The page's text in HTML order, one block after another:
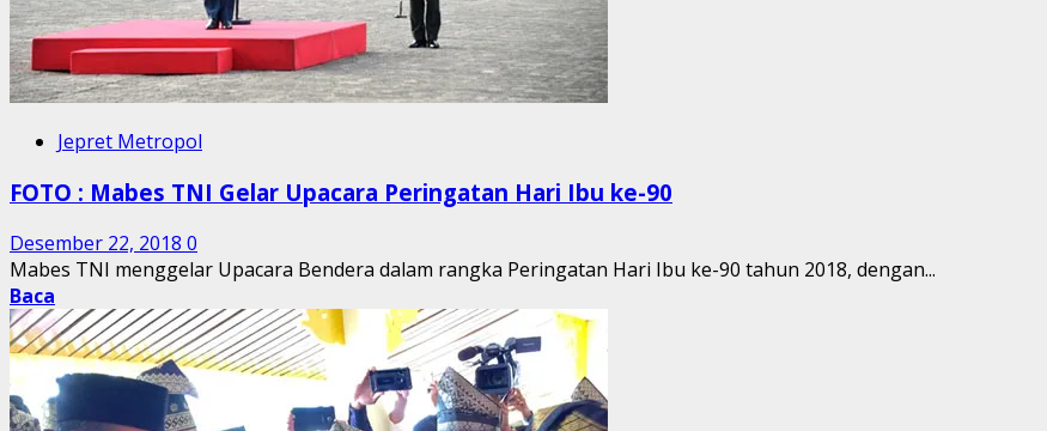
Jepret Metropol
FOTO : Mabes TNI Gelar Upacara Peringatan Hari Ibu ke-90
Desember 22, 2018 0
Mabes TNI menggelar Upacara Bendera dalam rangka Peringatan Hari Ibu ke-90 tahun 2018, dengan...
Baca